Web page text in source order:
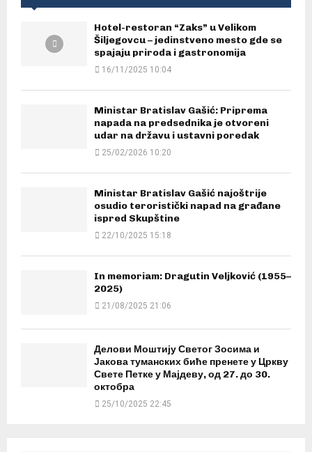
Hotel-restoran “Zaks” u Velikom
Šiljegovcu – jedinstveno mesto gde se
spajaju priroda i gastronomija
16/11/2025 10:04
Ministar Bratislav Gašić: Priprema
napada na predsednika je otvoreni
udar na državu i ustavni poredak
25/02/2026 10:20
Ministar Bratislav Gašić najoštrije
osudio teroristički napad na građane
ispred Skupštine
22/10/2025 15:18
In memoriam: Dragutin Veljković (1955–
2025)
21/08/2025 21:06
Делови Моштију Светог Зосима и
Јакова туманских биће пренете у Цркву
Свете Петке у Мајдеву, од 27. до 30.
октобра
25/10/2025 22:45